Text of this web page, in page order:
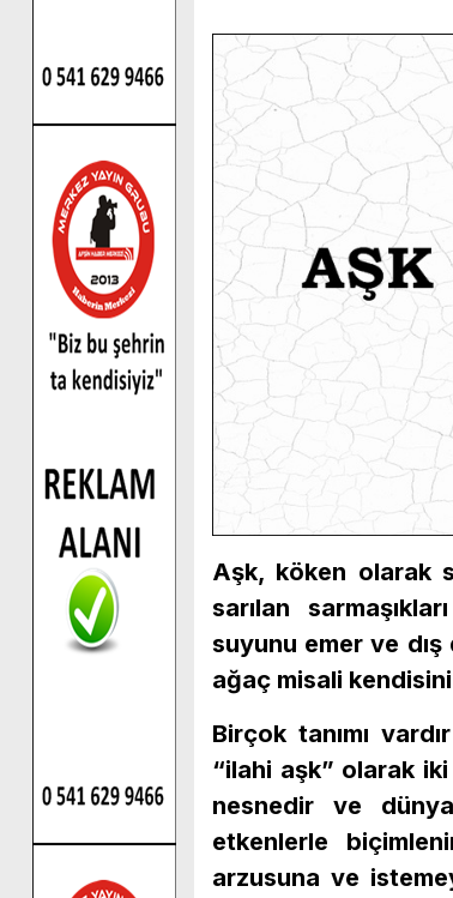
Aşk, köken olarak
sarılan
suyunu emer ve dış
ağaç misali
Birçok tanımı
“ilahi aşk” olarak
nesnedir ve
etkenlerle
arzusuna ve